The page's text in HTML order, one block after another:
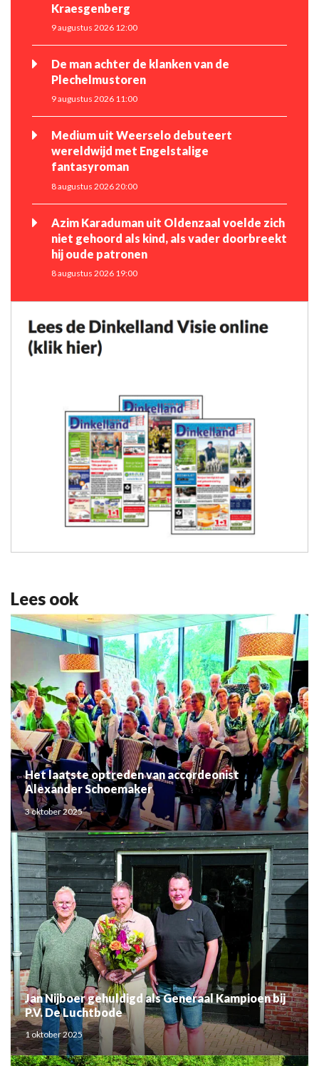
Kraesgenberg
9 augustus 2026 12:00
De man achter de klanken van de
Plechelmustoren
9 augustus 2026 11:00
Medium uit Weerselo debuteert
wereldwijd met Engelstalige
fantasyroman
8 augustus 2026 20:00
Azim Karaduman uit Oldenzaal voelde zich
niet gehoord als kind, als vader doorbreekt
hij oude patronen
8 augustus 2026 19:00
Lees ook
Het laatste optreden van accordeonist
Alexander Schoemaker
3 oktober 2025
Jan Nijboer gehuldigd als Generaal Kampioen bij
P.V. De Luchtbode
1 oktober 2025